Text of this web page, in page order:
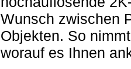
Wunsch zwischen
Objekten. So
worauf es Ihnen